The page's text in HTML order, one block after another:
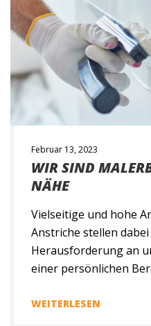
Februar 13, 2023
WIR SIND
NÄHE
Vielseitige und hohe
Anstriche stellen
Herausforderung an
einer persönlichen
wir für jeden
WEITERLESEN